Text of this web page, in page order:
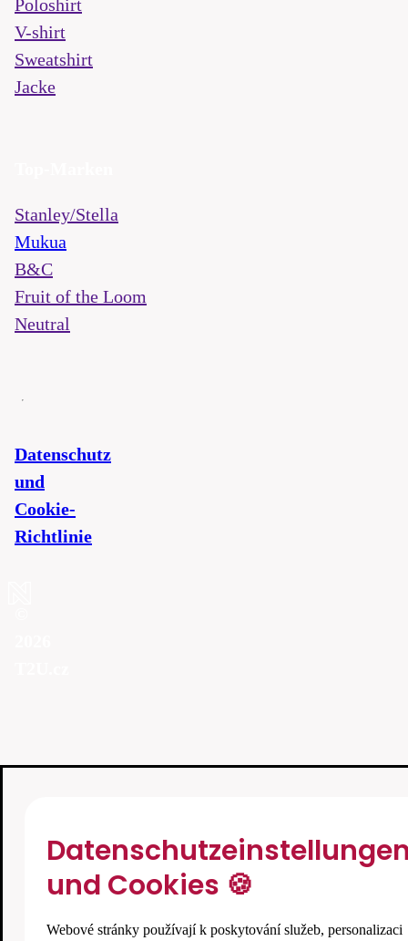
Poloshirt
V-shirt
Sweatshirt
Jacke
Stanley/Stella
Mukua
B&C
Fruit of the Loom
Neutral
Datenschutz
und
Cookie-
Richtlinie
und Cookies 🍪
Webové stránky používají k poskytování služeb, personalizaci